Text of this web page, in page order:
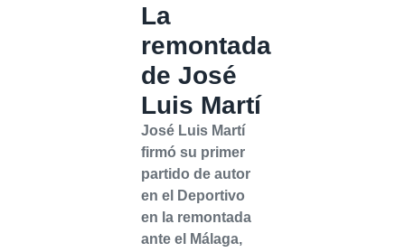
La
remontada
de José
Luis Martí
José Luis Martí
firmó su primer
partido de autor
en el Deportivo
en la remontada
ante el Málaga,